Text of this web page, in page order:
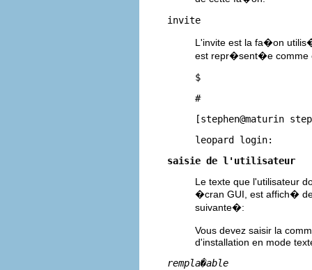
invite
L'invite est la fa�on
est repr�sent�e comme
$
#
[stephen@maturin
leopard login:
saisie de l'utilisateur
Le texte que l'utilisateur
�cran GUI, est affich�
suivante�:
Vous devez saisir la
d'installation en mode
rempla�able